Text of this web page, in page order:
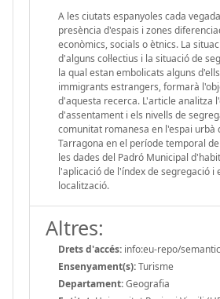
A les ciutats espanyoles cada
presència d'espais i zones
econòmics, socials o ètnics. La
d'alguns col·lectius i la situació de
la qual estan embolicats alguns
immigrants estrangers, formarà
d'aquesta recerca. L'article analitza
d'assentament i els nivells de
comunitat romanesa en l'espai urbà
Tarragona en el període temporal
les dades del Padró Municipal
l'aplicació de l'índex de segregació i
localització.
Altres:
Drets d'accés: info:eu-repo/
Ensenyament(s):Turisme
Departament:Geografia